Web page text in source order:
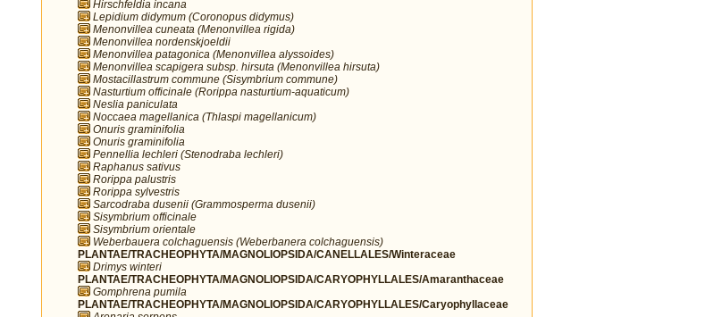
Hirschfeldia incana
Lepidium didymum (Coronopus didymus)
Menonvillea cuneata (Menonvillea rigida)
Menonvillea nordenskjoeldii
Menonvillea patagonica (Menonvillea alyssoides)
Menonvillea scapigera subsp. hirsuta (Menonvillea hirsuta)
Mostacillastrum commune (Sisymbrium commune)
Nasturtium officinale (Rorippa nasturtium-aquaticum)
Neslia paniculata
Noccaea magellanica (Thlaspi magellanicum)
Onuris graminifolia
Onuris graminifolia
Pennellia lechleri (Stenodraba lechleri)
Raphanus sativus
Rorippa palustris
Rorippa sylvestris
Sarcodraba dusenii (Grammosperma dusenii)
Sisymbrium officinale
Sisymbrium orientale
Weberbauera colchaguensis (Weberbanera colchaguensis)
PLANTAE/TRACHEOPHYTA/MAGNOLIOPSIDA/CANELLALES/Winteraceae
Drimys winteri
PLANTAE/TRACHEOPHYTA/MAGNOLIOPSIDA/CARYOPHYLLALES/Amaranthaceae
Gomphrena pumila
PLANTAE/TRACHEOPHYTA/MAGNOLIOPSIDA/CARYOPHYLLALES/Caryophyllaceae